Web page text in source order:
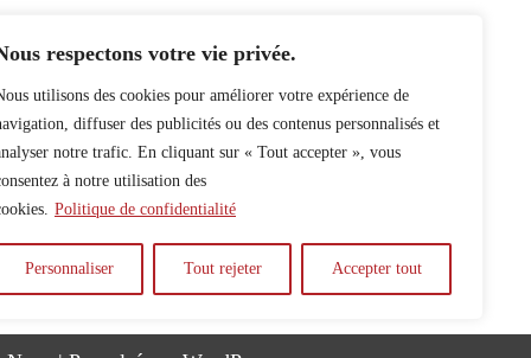
respectons votre vie privée.
utilisons des cookies pour améliorer votre expérience de
diffuser des publicités ou des contenus personnalisés et
notre trafic. En cliquant sur « Tout accepter », vous
à notre utilisation des
Politique de confidentialité
Personnaliser Tout rejeter Accepter tout